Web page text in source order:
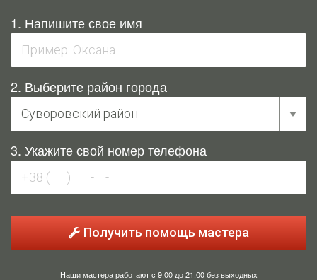
1. Напишите свое имя
2. Выберите район города
3. Укажите свой номер телефона
Получить помощь мастера
Наши мастера работают с 9.00 до 21.00 без выходных